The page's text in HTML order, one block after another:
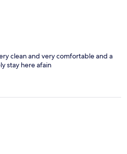
clean and very comfortable and a
stay here afain